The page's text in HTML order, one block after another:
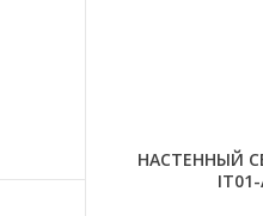
НАСТЕННЫЙ